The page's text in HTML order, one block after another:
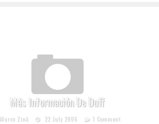
Más Información De Duff
Marco Zink 22 July 2006 1 Comment